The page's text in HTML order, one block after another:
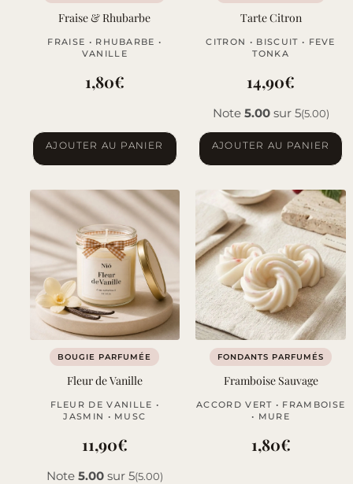
Fraise & Rhubarbe
FRAISE • RHUBARBE •
VANILLE
1,80€
AJOUTER AU PANIER
Tarte Citron
CITRON • BISCUIT • FEVE
TONKA
14,90€
Note 5.00sur 5(5.00)
AJOUTER AU PANIER
BOUGIE PARFUMÉE
Fleur de Vanille
FLEUR DE VANILLE •
JASMIN • MUSC
11,90€
Note 5.00sur 5(5.00)
FONDANTS PARFUMÉS
Framboise Sauvage
ACCORD VERT • FRAMBOISE
• MURE
1,80€